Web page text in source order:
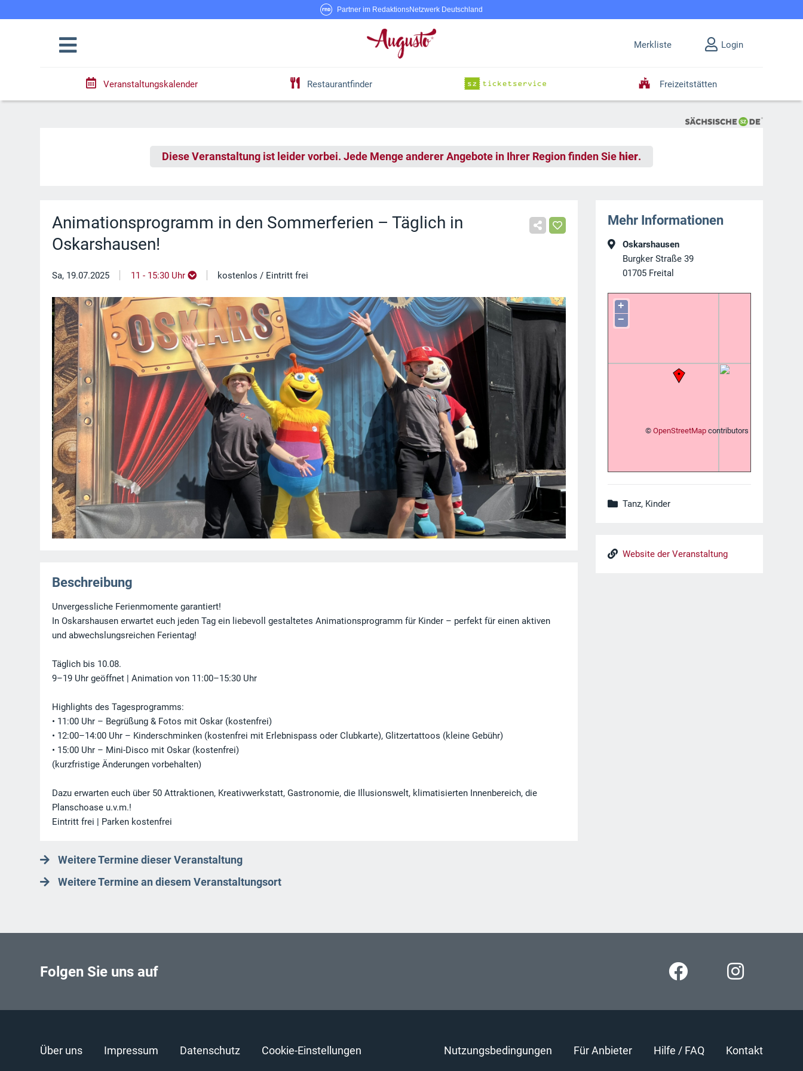
Partner im RedaktionsNetzwerk Deutschland
Merkliste Login
Veranstaltungskalender Restaurantfinder Freizeitstätten
Diese Veranstaltung ist leider vorbei. Jede Menge anderer Angebote in Ihrer Region finden Sie hier.
Animationsprogramm in den Sommerferien – Täglich in
Oskarshausen!
Sa, 19.07.2025 | 11 - 15:30 Uhr | kostenlos / Eintritt frei
Beschreibung
Unvergessliche Ferienmomente garantiert!
In Oskarshausen erwartet euch jeden Tag ein liebevoll gestaltetes Animationsprogramm für Kinder – perfekt für einen aktiven
und abwechslungsreichen Ferientag!
Täglich bis 10.08.
9–19 Uhr geöffnet | Animation von 11:00–15:30 Uhr
Highlights des Tagesprogramms:
• 11:00 Uhr – Begrüßung & Fotos mit Oskar (kostenfrei)
• 12:00–14:00 Uhr – Kinderschminken (kostenfrei mit Erlebnispass oder Clubkarte), Glitzertattoos (kleine Gebühr)
• 15:00 Uhr – Mini-Disco mit Oskar (kostenfrei)
(kurzfristige Änderungen vorbehalten)
Dazu erwarten euch über 50 Attraktionen, Kreativwerkstatt, Gastronomie, die Illusionswelt, klimatisierten Innenbereich, die
Planschoase u.v.m.!
Eintritt frei | Parken kostenfrei
Weitere Termine dieser Veranstaltung
Weitere Termine an diesem Veranstaltungsort
Mehr Informationen
Oskarshausen
Burgker Straße 39
01705 Freital
+
−
© OpenStreetMapcontributors
Tanz, Kinder
Website der Veranstaltung
Folgen Sie uns auf
Über uns Impressum Datenschutz Cookie-Einstellungen Nutzungsbedingungen Für Anbieter Hilfe / FAQ Kontakt